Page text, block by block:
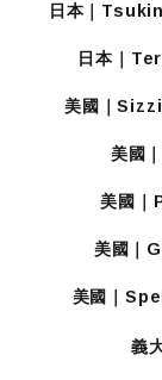
日本｜
日本｜
美國｜
美國
美國
美國｜
美國｜
義